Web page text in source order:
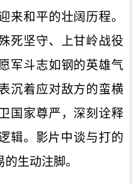
来和平的壮阔历程。
死坚守、上甘岭战役
军斗志如钢的英雄气
沉着应对敌方的蛮横
国家尊严，深刻诠释
辑。影片中谈与打的
生动注脚。